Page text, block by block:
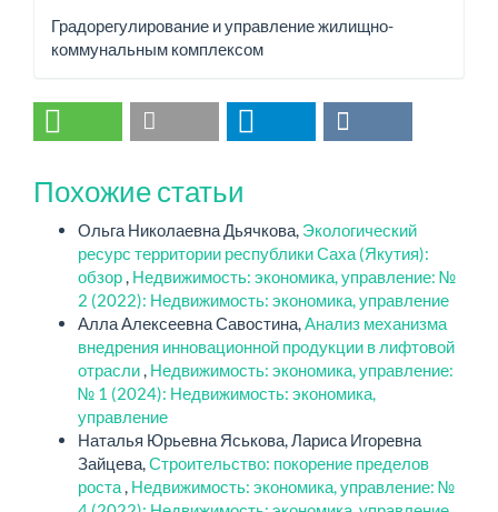
Градорегулирование и управление жилищно-
коммунальным комплексом
Похожие статьи
Ольга Николаевна Дьячкова, Экологический
ресурс территории республики Саха (Якутия):
обзор, Недвижимость: экономика, управление: №
2 (2022): Недвижимость: экономика, управление
Алла Алексеевна Савостина,Анализ механизма
внедрения инновационной продукции в лифтовой
отрасли, Недвижимость: экономика, управление:
№ 1 (2024): Недвижимость: экономика,
управление
Наталья Юрьевна Яськова, Лариса Игоревна
Зайцева,Строительство: покорение пределов
роста, Недвижимость: экономика, управление: №